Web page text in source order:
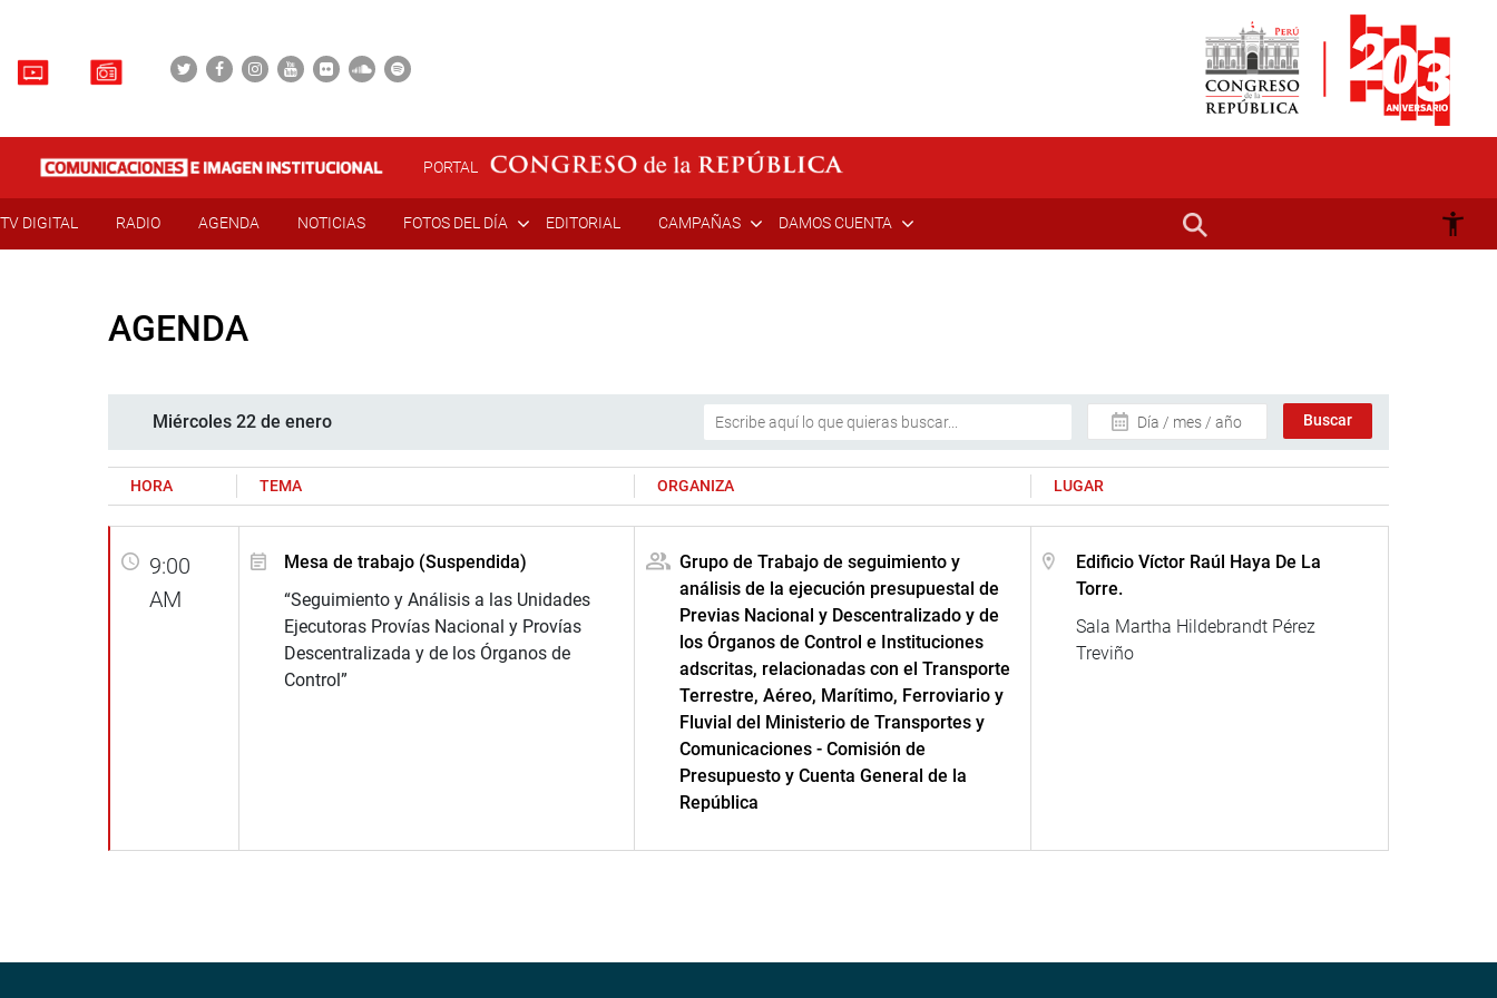
PORTAL
TV DIGITAL RADIO AGENDA NOTICIAS FOTOS DEL DÍA EDITORIAL CAMPAÑAS DAMOS CUENTA
AGENDA
Miércoles 22 de enero Día / mes / año
HORA TEMA ORGANIZA LUGAR
9:00
AM
Mesa de trabajo (Suspendida)
“Seguimiento y Análisis a las Unidades
Ejecutoras Provías Nacional y Provías
Descentralizada y de los Órganos de
Control”
Grupo de Trabajo de seguimiento y
análisis de la ejecución presupuestal de
Previas Nacional y Descentralizado y de
los Órganos de Control e Instituciones
adscritas, relacionadas con el Transporte
Terrestre, Aéreo, Marítimo, Ferroviario y
Fluvial del Ministerio de Transportes y
Comunicaciones - Comisión de
Presupuesto y Cuenta General de la
República
Edificio Víctor Raúl Haya De La
Torre.
Sala Martha Hildebrandt Pérez
Treviño